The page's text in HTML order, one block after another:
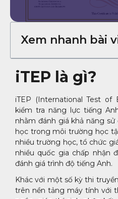
Xem nhanh bài
iTEP là gì?
iTEP (International Test of
kiểm tra năng lực tiếng
nhằm đánh giá khả năng
học trong môi trường học
nhiều trường học, tổ chức
nhiều quốc gia chấp nhận
đánh giá trình độ tiếng Anh.
Khác với một số kỳ thi
trên nền tảng máy tính với